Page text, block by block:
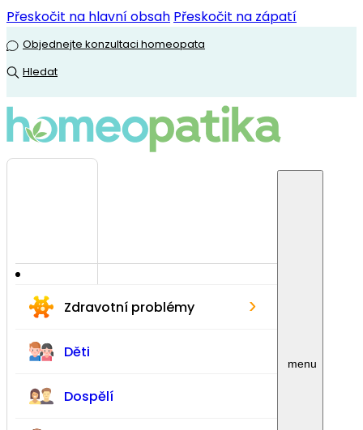
Přeskočit na hlavní obsah Přeskočit na zápatí
Objednejte konzultaci homeopata
Hledat
Zdravotní problémy ›
Děti
Dospělí